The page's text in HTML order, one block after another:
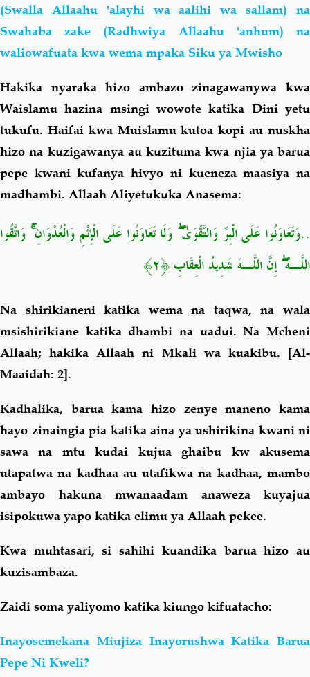
(Swalla Allaahu 'alayhi wa aalihi wa sallam) na
Swahaba zake (Radhwiya Allaahu 'anhum) na
waliowafuata kwa wema mpaka Siku ya Mwisho
Hakika nyaraka hizo ambazo zinagawanywa kwa
Waislamu hazina msingi wowote katika Dini yetu
tukufu. Haifai kwa Muislamu kutoa kopi au nuskha
hizo na kuzigawanya au kuzituma kwa njia ya barua
pepe kwani kufanya hivyo ni kueneza maasiya na
madhambi. Allaah Aliyetukuka Anasema:
..وَتَعَاوَنُوا عَلَى الْبِرِّ وَالتَّقْوَىٰ ۖ وَلَا تَعَاوَنُوا عَلَى الْإِثْمِ وَالْعُدْوَانِ ۚ وَاتَّقُوا
اللَّـهَ ۖ إِنَّ اللَّـهَ شَدِيدُ الْعِقَابِ ﴿٢﴾
Na shirikianeni katika wema na taqwa, na wala
msishirikiane katika dhambi na uadui. Na Mcheni
Allaah; hakika Allaah ni Mkali wa kuakibu. [Al-
Maaidah: 2].
Kadhalika, barua kama hizo zenye maneno kama
hayo zinaingia pia katika aina ya ushirikina kwani ni
sawa na mtu kudai kujua ghaibu kw akusema
utapatwa na kadhaa au utafikwa na kadhaa, mambo
ambayo hakuna mwanaadam anaweza kuyajua
isipokuwa yapo katika elimu ya Allaah pekee.
Kwa muhtasari, si sahihi kuandika barua hizo au
kuzisambaza.
Zaidi soma yaliyomo katika kiungo kifuatacho:
Inayosemekana Miujiza Inayorushwa Katika Barua
Pepe Ni Kweli?